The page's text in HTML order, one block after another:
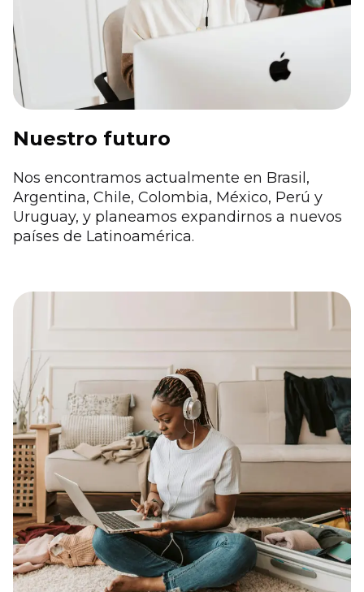
Nuestro futuro
Nos encontramos actualmente en Brasil,
Argentina, Chile, Colombia, México, Perú y
Uruguay, y planeamos expandirnos a nuevos
países de Latinoamérica.